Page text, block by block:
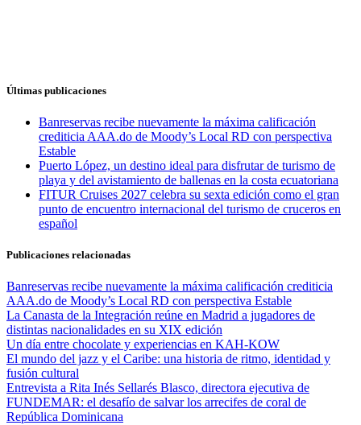
Últimas publicaciones
Banreservas recibe nuevamente la máxima calificación
crediticia AAA.do de Moody’s Local RD con perspectiva
Estable
Puerto López, un destino ideal para disfrutar de turismo de
playa y del avistamiento de ballenas en la costa ecuatoriana
FITUR Cruises 2027 celebra su sexta edición como el gran
punto de encuentro internacional del turismo de cruceros en
español
Publicaciones relacionadas
Banreservas recibe nuevamente la máxima calificación crediticia
AAA.do de Moody’s Local RD con perspectiva Estable
La Canasta de la Integración reúne en Madrid a jugadores de
distintas nacionalidades en su XIX edición
Un día entre chocolate y experiencias en KAH-KOW
El mundo del jazz y el Caribe: una historia de ritmo, identidad y
fusión cultural
Entrevista a Rita Inés Sellarés Blasco, directora ejecutiva de
FUNDEMAR: el desafío de salvar los arrecifes de coral de
República Dominicana